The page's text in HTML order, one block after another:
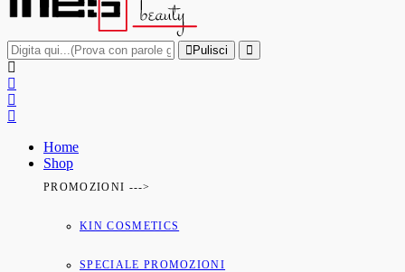
Pulisci
Home
Shop
PROMOZIONI --->
KIN COSMETICS
SPECIALE PROMOZIONI